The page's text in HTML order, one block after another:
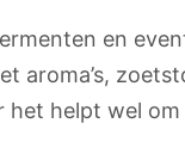
en
aroma’s,
helpt wel